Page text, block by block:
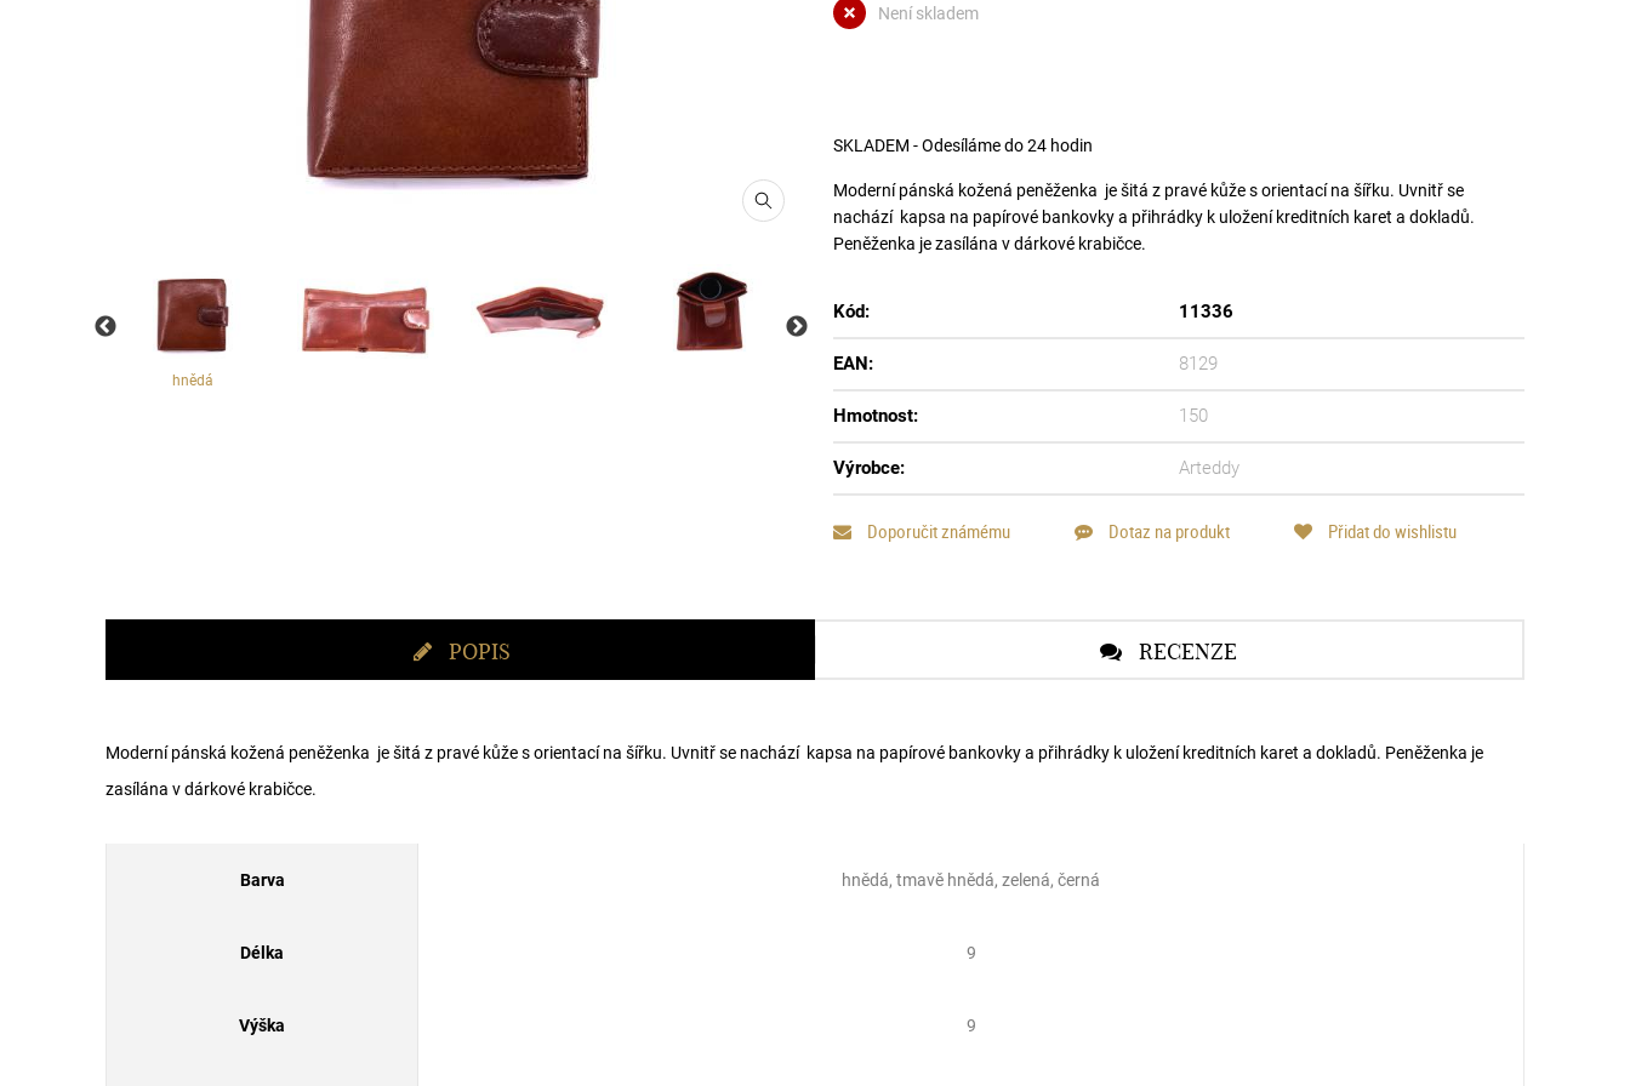
hnědá
Není skladem
SKLADEM - Odesíláme do 24 hodin
Moderní pánská kožená peněženka je šitá z pravé kůže s orientací na šířku. Uvnitř se
nachází kapsa na papírové bankovky a přihrádky k uložení kreditních karet a dokladů.
Peněženka je zasílána v dárkové krabičce.
Kód: 11336
EAN: 8129
Hmotnost: 150
Výrobce: Arteddy
Doporučit známému Dotaz na produkt Přidat do wishlistu
POPIS RECENZE
Moderní pánská kožená peněženka je šitá z pravé kůže s orientací na šířku. Uvnitř se nachází kapsa na papírové bankovky a přihrádky k uložení kreditních karet a dokladů. Peněženka je
zasílána v dárkové krabičce.
Barva hnědá, tmavě hnědá, zelená, černá
Délka 9
Výška 9